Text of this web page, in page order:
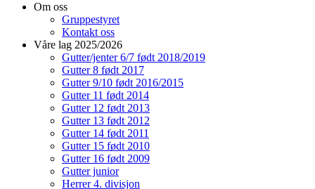
Om oss
Gruppestyret
Kontakt oss
Våre lag 2025/2026
Gutter/jenter 6/7 født 2018/2019
Gutter 8 født 2017
Gutter 9/10 født 2016/2015
Gutter 11 født 2014
Gutter 12 født 2013
Gutter 13 født 2012
Gutter 14 født 2011
Gutter 15 født 2010
Gutter 16 født 2009
Gutter junior
Herrer 4. divisjon